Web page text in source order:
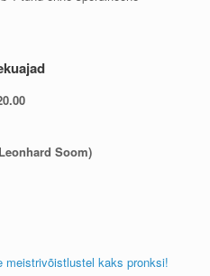
Soom)
meistrivõistlustel kaks pronksi!